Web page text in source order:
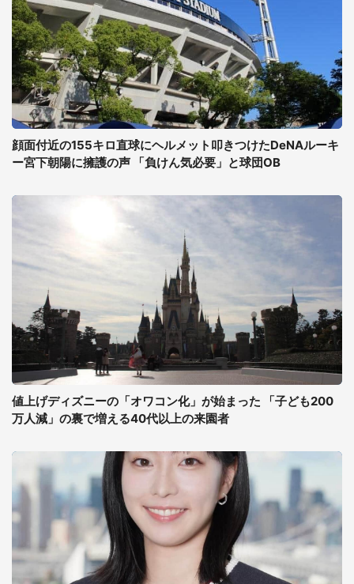
顔面付近の155キロ直球にヘルメット叩きつけたDeNAルーキ
ー宮下朝陽に擁護の声 「負けん気必要」と球団OB
値上げディズニーの「オワコン化」が始まった 「子ども200
万人減」の裏で増える40代以上の来園者